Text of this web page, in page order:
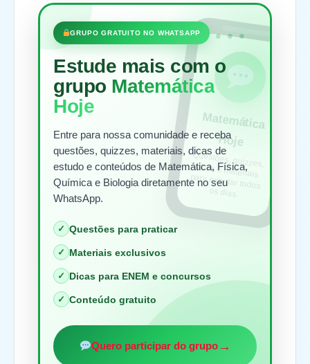
•••
GRUPO GRATUITO NO WHATSAPP
Estude mais com o
grupo Matemática
Hoje
Entre para nossa comunidade e receba
questões, quizzes, materiais, dicas de
estudo e conteúdos de Matemática, Física,
Química e Biologia diretamente no seu
WhatsApp.
✓ Questões para praticar
✓ Materiais exclusivos
✓ Dicas para ENEM e concursos
✓ Conteúdo gratuito
Quero participar do grupo→
Matem
ática
Hoje
Questões, quizzes,
dicas e materiais
para estudar todos
os dias.